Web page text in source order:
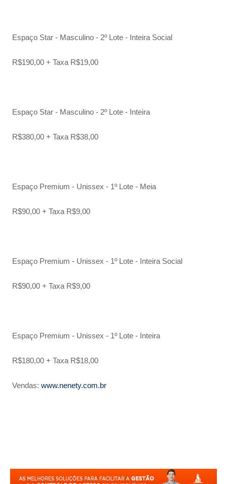
Espaço Star - Masculino - 2º Lote - Inteira Social
R$190,00 + Taxa R$19,00
Espaço Star - Masculino - 2º Lote - Inteira
R$380,00 + Taxa R$38,00
Espaço Premium - Unissex - 1º Lote - Meia
R$90,00 + Taxa R$9,00
Espaço Premium - Unissex - 1º Lote - Inteira Social
R$90,00 + Taxa R$9,00
Espaço Premium - Unissex - 1º Lote - Inteira
R$180,00 + Taxa R$18,00
Vendas: www.nenety.com.br